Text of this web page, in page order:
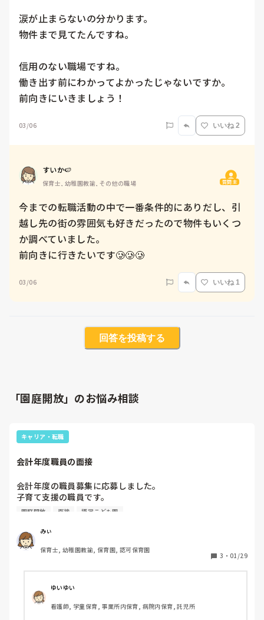
涙が止まらないの分かります。
物件まで見てたんですね。
信用のない職場ですね。
働き出す前にわかってよかったじゃないですか。
前向きにいきましょう！
03/06 いいね 2
すいか🍉
保育士, 幼稚園教諭, その他の職場 質問主
今までの転職活動の中で一番条件的にありだし、引
越し先の街の雰囲気も好きだったので物件もいくつ
か調べていました。
前向きに行きたいです🥲🥲🥲
03/06 いいね 1
回答を投稿する
「園庭開放」のお悩み相談
キャリア・転職
会計年度職員の面接
会計年度の職員募集に応募しました。
子育て支援の職員です。
今度面接があるのですが、面接はどのようなことを聞かれる
園庭開放 面接 認定こども園
みぃ
保育士, 幼稚園教諭, 保育園, 認可保育園
3 ・ 01/29
ゆいゆい
看護師, 学童保育, 事業所内保育, 病院内保育, 託児所